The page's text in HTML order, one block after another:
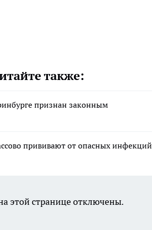
также:
признан законным
прививают от опасных инфекций
этой странице отключены.